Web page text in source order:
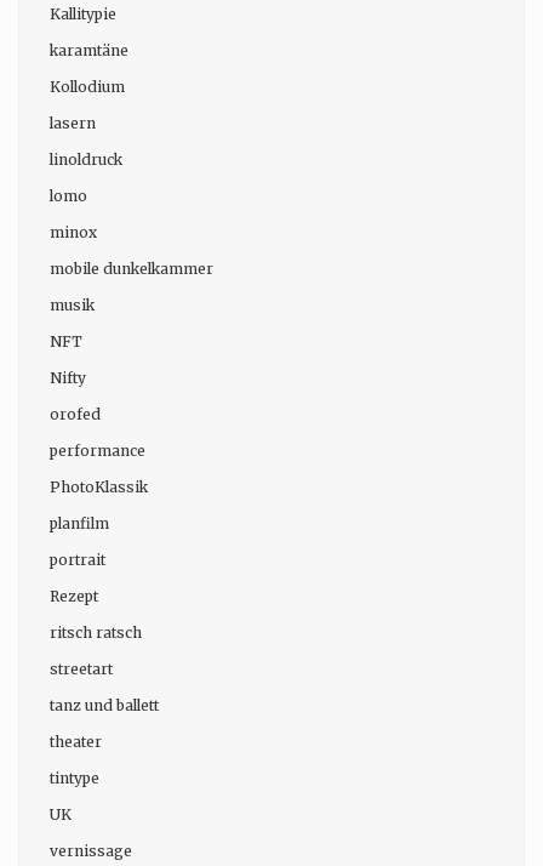
Kallitypie
karamtäne
Kollodium
lasern
linoldruck
lomo
minox
mobile dunkelkammer
musik
NFT
Nifty
orofed
performance
PhotoKlassik
planfilm
portrait
Rezept
ritsch ratsch
streetart
tanz und ballett
theater
tintype
UK
vernissage